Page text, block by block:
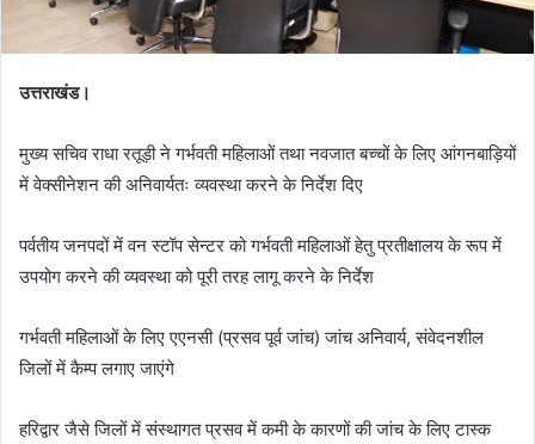
उत्तराखंड।
मुख्य सचिव राधा रतूड़ी ने गर्भवती महिलाओं तथा नवजात बच्चों के लिए आंगनबाड़ियों
में वेक्सीनेशन की अनिवार्यतः व्यवस्था करने के निर्देश दिए
पर्वतीय जनपदों में वन स्टॉप सेन्टर को गर्भवती महिलाओं हेतु प्रतीक्षालय के रूप में
उपयोग करने की व्यवस्था को पूरी तरह लागू करने के निर्देश
गर्भवती महिलाओं के लिए एएनसी (प्रसव पूर्व जांच) जांच अनिवार्य, संवेदनशील
जिलों में कैम्प लगाए जाएंगे
हरिद्वार जैसे जिलों में संस्थागत प्रसव में कमी के कारणों की जांच के लिए टास्क